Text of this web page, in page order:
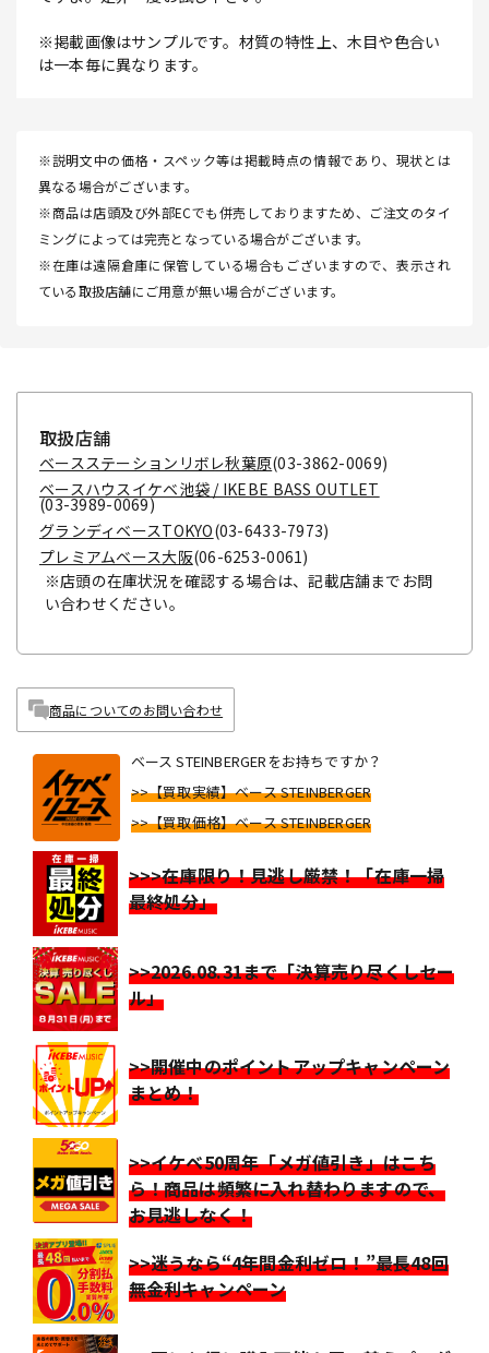
※掲載画像はサンプルです。材質の特性上、木目や色合い
は一本毎に異なります。
※説明文中の価格・スペック等は掲載時点の情報であり、現状とは
異なる場合がございます。
※商品は店頭及び外部ECでも併売しておりますため、ご注文のタイ
ミングによっては完売となっている場合がございます。
※在庫は遠隔倉庫に保管している場合もございますので、表示され
ている取扱店舗にご用意が無い場合がございます。
取扱店舗
ベースステーションリボレ秋葉原(03-3862-0069)
ベースハウスイケベ池袋 / IKEBE BASS OUTLET
(03-3989-0069)
グランディベースTOKYO(03-6433-7973)
プレミアムベース大阪(06-6253-0061)
※店頭の在庫状況を確認する場合は、記載店舗までお問
い合わせください。
商品についてのお問い合わせ
ベース STEINBERGERをお持ちですか？
>>【買取実績】ベース STEINBERGER
>>【買取価格】ベース STEINBERGER
>>>在庫限り！見逃し厳禁！「在庫一掃
最終処分」
>>2026.08.31まで「決算売り尽くしセー
ル」
>>開催中のポイントアップキャンペーン
まとめ！
>>イケベ50周年「メガ値引き」はこち
ら！商品は頻繁に入れ替わりますので、
お見逃しなく！
>>迷うなら“4年間金利ゼロ！”最長48回
無金利キャンペーン